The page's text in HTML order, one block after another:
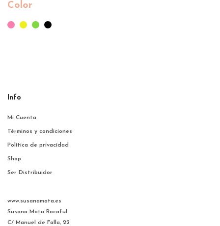
Color
Info
Mi Cuenta
Términos y condiciones
Política de privacidad
Shop
Ser Distribuidor
www.susanamata.es
Susana Mata Rocaful
C/ Manuel de Falla, 22